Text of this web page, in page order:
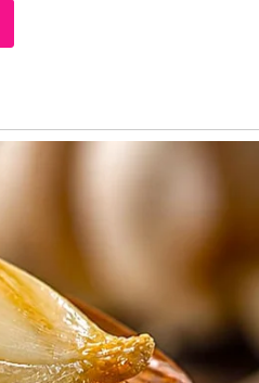
rezeki yang tidak